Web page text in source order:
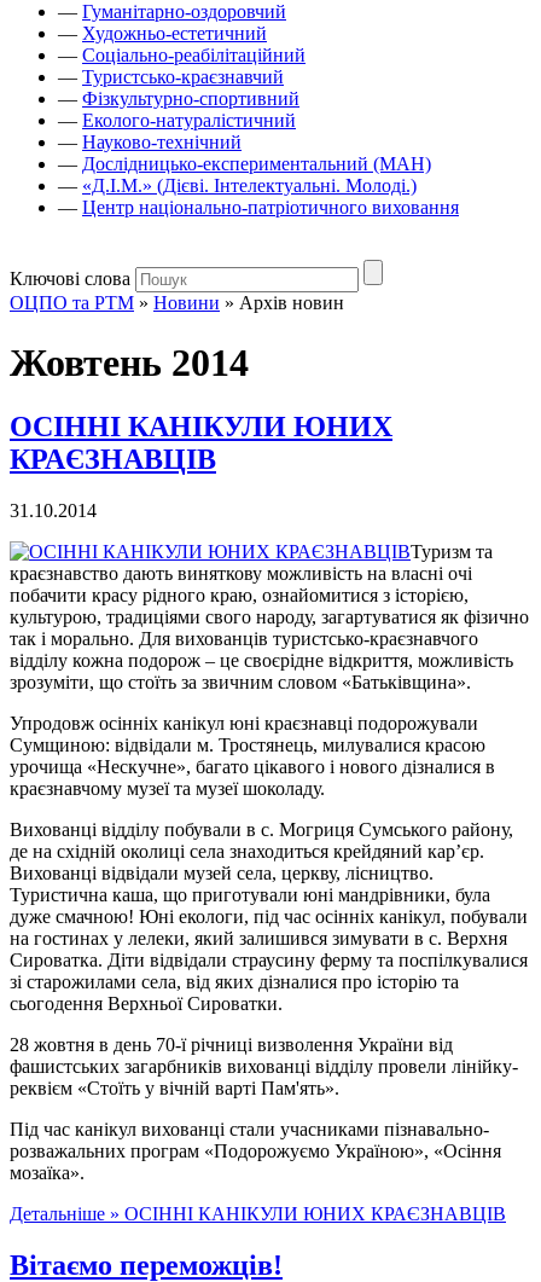
— Гуманітарно-оздоровчий
— Художньо-естетичний
— Соціально-реабілітаційний
— Туристсько-краєзнавчий
— Фізкультурно-спортивний
— Еколого-натуралістичний
— Науково-технічний
— Дослідницько-експериментальний (МАН)
— «Д.І.М.» (Дієві. Інтелектуальні. Молоді.)
— Центр національно-патріотичного виховання
Ключові слова
ОЦПО та РТМ » Новини » Архів новин
Жовтень 2014
ОСІННІ КАНІКУЛИ ЮНИХ
КРАЄЗНАВЦІВ
31.10.2014
Туризм та
краєзнавство дають виняткову можливість на власні очі
побачити красу рідного краю, ознайомитися з історією,
культурою, традиціями свого народу, загартуватися як фізично
так і морально. Для вихованців туристсько-краєзнавчого
відділу кожна подорож – це своєрідне відкриття, можливість
зрозуміти, що стоїть за звичним словом «Батьківщина».
Упродовж осінніх канікул юні краєзнавці подорожували
Сумщиною: відвідали м. Тростянець, милувалися красою
урочища «Нескучне», багато цікавого і нового дізналися в
краєзнавчому музеї та музеї шоколаду.
Вихованці відділу побували в с. Могриця Сумського району,
де на східній околиці села знаходиться крейдяний кар’єр.
Вихованці відвідали музей села, церкву, лісництво.
Туристична каша, що приготували юні мандрівники, була
дуже смачною! Юні екологи, під час осінніх канікул, побували
на гостинах у лелеки, який залишився зимувати в с. Верхня
Сироватка. Діти відвідали страусину ферму та поспілкувалися
зі старожилами села, від яких дізналися про історію та
сьогодення Верхньої Сироватки.
28 жовтня в день 70-ї річниці визволення України від
фашистських загарбників вихованці відділу провели лінійку-
реквієм «Стоїть у вічній варті Пам'ять».
Під час канікул вихованці стали учасниками пізнавально-
розважальних програм «Подорожуємо Україною», «Осіння
мозаїка».
Детальніше » ОСІННІ КАНІКУЛИ ЮНИХ КРАЄЗНАВЦІВ
Вітаємо переможців!